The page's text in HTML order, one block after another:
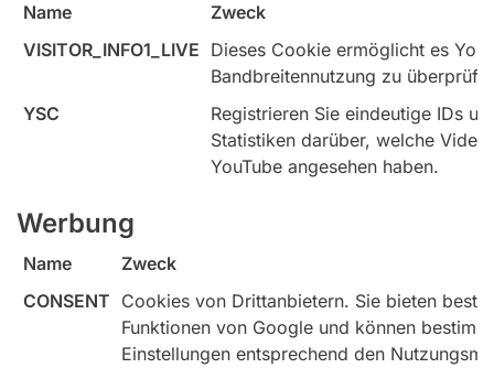
Name
Zweck
VISITOR_INFO1_LIVE Dieses Cookie ermöglicht es
Bandbreitennutzung zu
YSC
Registrieren Sie eindeutige IDs
Statistiken darüber, welche
YouTube angesehen haben.
Werbung
Name
Zweck
CONSENT Cookies von Drittanbietern. Sie bieten
Funktionen von Google und können
Einstellungen entsprechend den